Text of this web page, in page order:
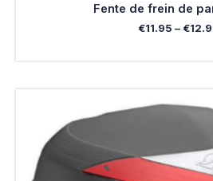
Fente de frein de
€11.95 – €